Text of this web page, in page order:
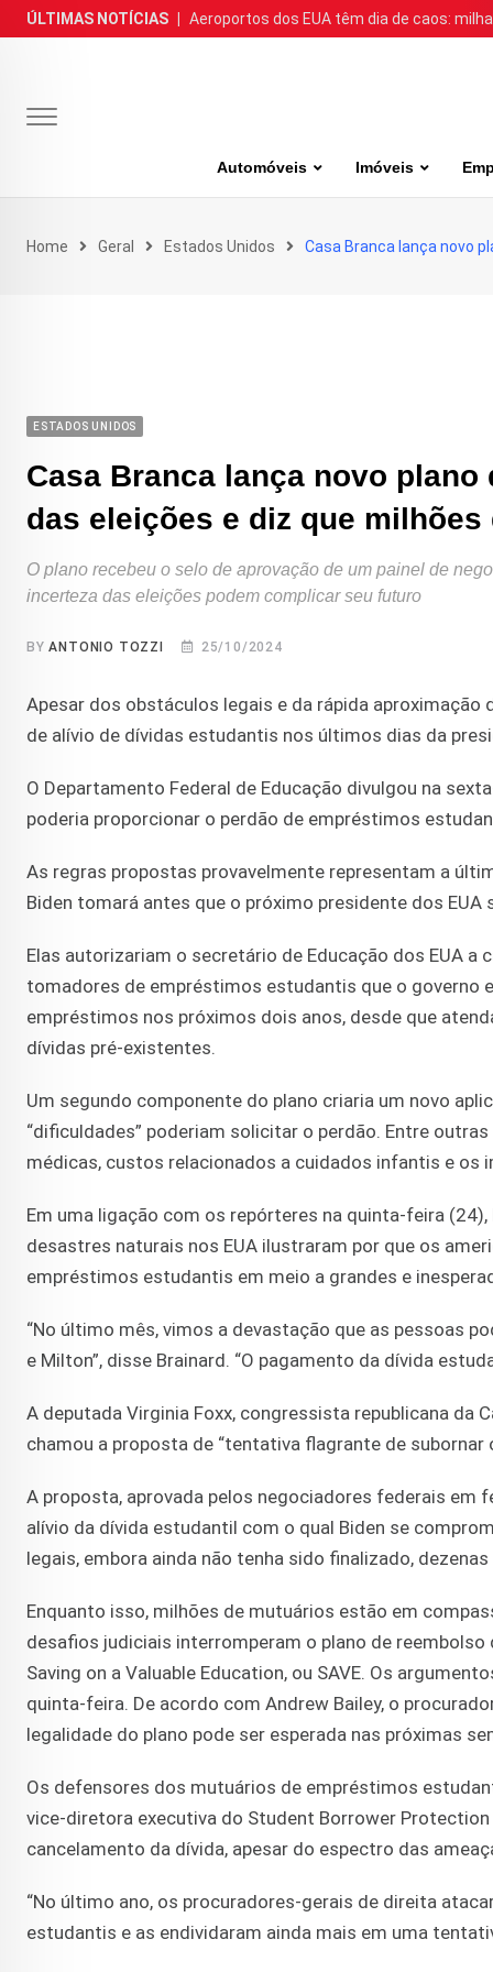
Skip
to
ÚLTIMAS NOTÍCIAS Aeroportos dos EUA têm dia de caos:
Automóveis Imóveis
Home Geral Estados Unidos Casa Branca lança novo
ESTADOS UNIDOS
Casa Branca lança novo
das eleições e diz que
O plano recebeu o selo de aprovação de um painel de
incerteza das eleições podem complicar seu futuro
BYANTONIO TOZZI 25/10/2024
Apesar dos obstáculos legais e da rápida aproximação
de alívio de dívidas estudantis nos últimos dias da
O Departamento Federal de Educação divulgou na
poderia proporcionar o perdão de empréstimos
As regras propostas provavelmente representam a
Biden tomará antes que o próximo presidente dos
Elas autorizariam o secretário de Educação dos EUA
tomadores de empréstimos estudantis que o governo
empréstimos nos próximos dois anos, desde que
dívidas pré-existentes.
Um segundo componente do plano criaria um novo
“dificuldades” poderiam solicitar o perdão. Entre
médicas, custos relacionados a cuidados infantis e os
Em uma ligação com os repórteres na quinta-feira
desastres naturais nos EUA ilustraram por que os
empréstimos estudantis em meio a grandes e
“No último mês, vimos a devastação que as pessoas
e Milton”, disse Brainard. “O pagamento da dívida
A deputada Virginia Foxx, congressista republicana da
chamou a proposta de “tentativa flagrante de
A proposta, aprovada pelos negociadores federais em
alívio da dívida estudantil com o qual Biden se
legais, embora ainda não tenha sido finalizado,
Enquanto isso, milhões de mutuários estão em
desafios judiciais interromperam o plano de
Saving on a Valuable Education, ou SAVE. Os
quinta-feira. De acordo com Andrew Bailey, o
legalidade do plano pode ser esperada nas próximas
Os defensores dos mutuários de empréstimos
vice-diretora executiva do Student Borrower
cancelamento da dívida, apesar do espectro das
“No último ano, os procuradores-gerais de direita
estudantis e as endividaram ainda mais em uma